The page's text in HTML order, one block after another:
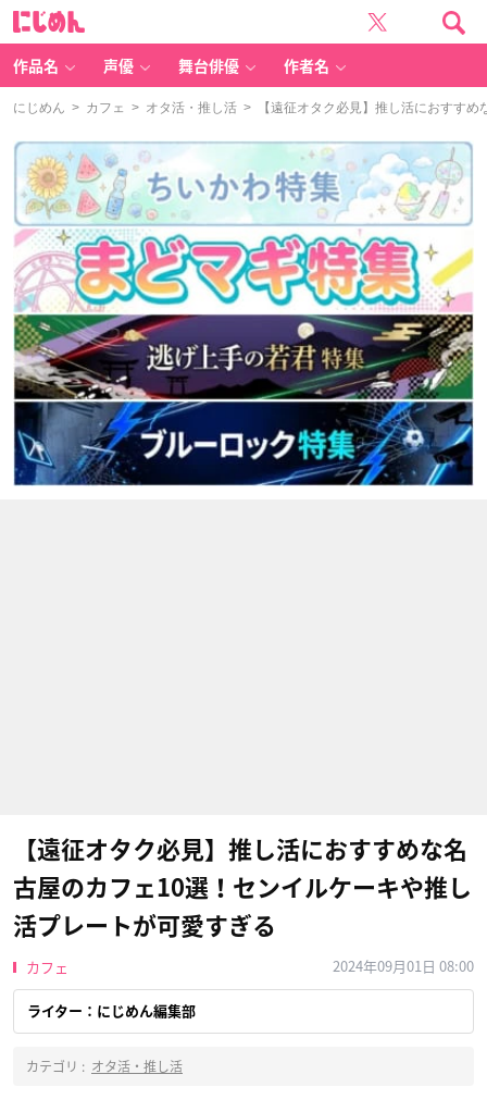
作品名 声優 舞台俳優 作者名
にじめん > カフェ > オタ活・推し活 > 【遠征オタク必見】推し活におすすめ
【遠征オタク必見】推し活におすすめな名
古屋のカフェ10選！センイルケーキや推し
活プレートが可愛すぎる
カフェ 2024年09月01日 08:00
ライター：にじめん編集部
カテゴリ : オタ活・推し活